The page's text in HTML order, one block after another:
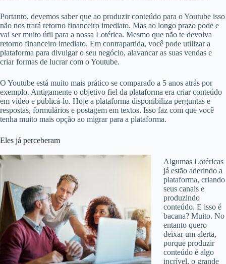
Portanto, devemos saber que ao produzir conteúdo para o Youtube isso
não nos trará retorno financeiro imediato. Mas ao longo prazo pode e
vai ser muito útil para a nossa Lotérica. Mesmo que não te devolva
retorno financeiro imediato. Em contrapartida, você pode utilizar a
plataforma para divulgar o seu negócio, alavancar as suas vendas e
criar formas de lucrar com o Youtube.
O Youtube está muito mais prático se comparado a 5 anos atrás por
exemplo. Antigamente o objetivo fiel da plataforma era criar conteúdo
em vídeo e publicá-lo. Hoje a plataforma disponibiliza perguntas e
respostas, formulários e postagem em textos. Isso faz com que você
tenha muito mais opção ao migrar para a plataforma.
Eles já perceberam
Algumas Lotéricas
já estão aderindo a
plataforma, criando
seus canais e
produzindo
conteúdo. E isso é
bacana? Muito. No
entanto quero
deixar um alerta,
porque produzir
conteúdo é algo
incrível, o grande